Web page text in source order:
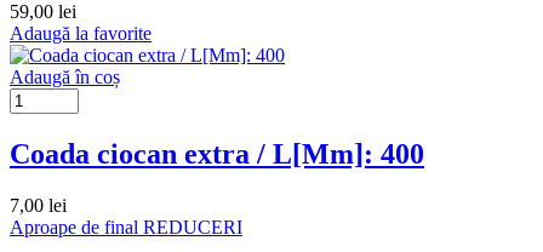
59,00 lei
Adaugă la favorite
Adaugă în coș
Coada ciocan extra / L[Mm]: 400
7,00 lei
Aproape de final REDUCERI